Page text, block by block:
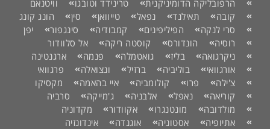
הרפובליקה הדומיניקנית
טרינידד וטובגו
וויטנאם
קובה
תאילנד נפאל טייוואן סין
הונג קונג
סרי לנקה
הפיליפינים קמבודיה סינגפור
יפן
רוסיה
הונדורס קוסטה ריקה
אל סלוודור
ניקרגואה
בליז גואטמלה פנמה
ארגנטינה
אורגוואי
בוליביה ברזיל ונצואלה
פרגוואי
צ'ילה
פרו קולומביה איי בהאמה
מקסיקו
קוריאה
נאפל אלבניה ג'מייקה
סרביה
מולדובה
מונטנגרו אקוודור
מקדוניה
אתיופיה
אסטוניה אוגנדה אינדונזיה